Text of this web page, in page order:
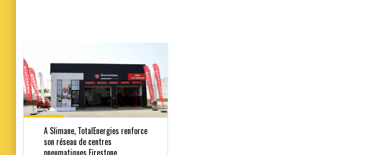
A Slimane, TotalEnergies renforce
son réseau de centres
pneumatiques Firestone